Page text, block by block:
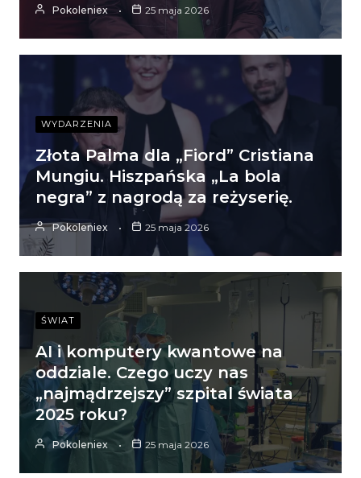
Pokoleniex 25 maja 2026
WYDARZENIA
Złota Palma dla „Fiord” Cristiana
Mungiu. Hiszpańska „La bola
negra” z nagrodą za reżyserię.
Pokoleniex 25 maja 2026
ŚWIAT
AI i komputery kwantowe na
oddziale. Czego uczy nas
„najmądrzejszy” szpital świata
2025 roku?
Pokoleniex 25 maja 2026